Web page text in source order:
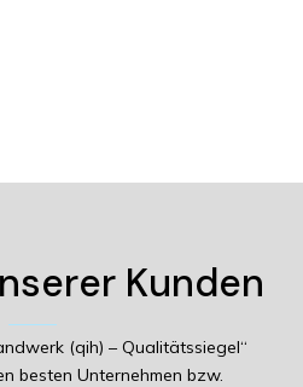
Kunden
(qih) – Qualitätssiegel“
besten Unternehmen bzw.